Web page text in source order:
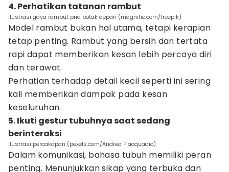
4. Perhatikan tatanan rambut
ilustrasi gaya rambut pria botak depan (magnific.com/freepik)
Model rambut bukan hal utama, tetapi kerapian
tetap penting. Rambut yang bersih dan tertata
rapi dapat memberikan kesan lebih percaya diri
dan terawat.
Perhatian terhadap detail kecil seperti ini sering
kali memberikan dampak pada kesan
keseluruhan.
5. Ikuti gestur tubuhnya saat sedang
berinteraksi
ilustrasi percakapan (pexels.com/Andrea Piacquadio)
Dalam komunikasi, bahasa tubuh memiliki peran
penting. Menunjukkan sikap yang terbuka dan